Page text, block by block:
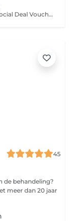
U kunt uw massagebehandeling met een Social Deal Voucher hier inboeken. (Enkel mogelijk voor nieuwe klanten!!!) Let op een Social Deal Voucher is enkel eenmalig te gebruiken per persoon. (ter kennismaking met ons bedrijf) mocht u meer vouchers hebben aangeschaft kan dit gebruikt worden met korting op het voltarief. Wel kunt u andere vouchers cadeau geven let wel op bij het boeken dat u deze inboekt voor de andere persoon in verband met dossier vorming! Ook is de Social Deal Voucher langer geldig dan 21 april 2026 in verband met te weinig plekken is dit geldig tot aan 31 juni 2026! Let wel op dat de Social Deal Vouchers enkel geldig is op de vrijdagen en zondagen op de ontvangsttijden. Alle afspraken na 21 april 2026 zullen worden ingepland op de vrijdag of de zondag. Op andere dagen kunt u dit niet inwisselen en betaalt u volledige tarieven voor de behandeling! U kunt wel tegen extra betaling op andere dagen reserveren. Maar dat plant u dan in als een reguliere boeking met betaling. U hoeft tijdens het boeken nog geen voucher code in te vullen u scant de QR of barcode bij binnenkomst van de massagepraktijk. * Mocht u geen beschikbare plek vinden op korte termijn dan kunt u voor kiezen om bij des betreffende partij (Social Deal) binnen 14 dagen uw voucher te retourneren en krijgt u teruggave van uw aankoop.
45
de behandeling?
meer dan 20 jaar